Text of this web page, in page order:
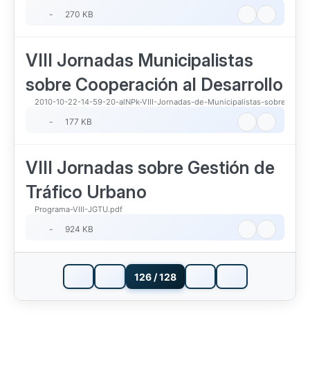
- 270 KB
VIII Jornadas Municipalistas
sobre Cooperación al Desarrollo
2010-10-22-14-59-20-alNPk-VIII-Jornadas-de-Municipalistas-sobre-
- 177 KB
VIII Jornadas sobre Gestión de
Tráfico Urbano
Programa-VIII-JGTU.pdf
- 924 KB
126 / 128